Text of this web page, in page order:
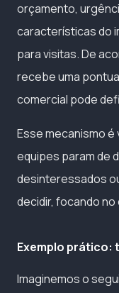
orçamento,
características do
para visitas. De
recebe uma
comercial pode
Esse mecanismo
equipes param de
desinteressados
decidir, focando
Exemplo prático:
Imaginemos o